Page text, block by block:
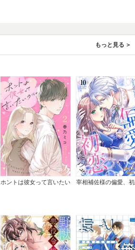
もっと見る
ホントは彼女って言いたい
宰相補佐様の偏愛、